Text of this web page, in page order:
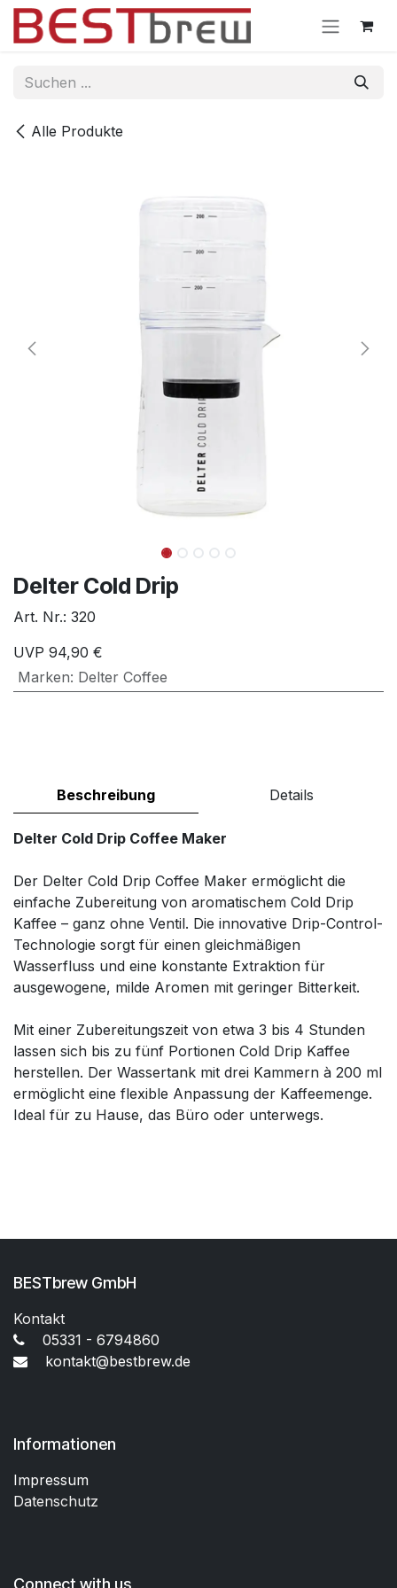
Zum Inhalt springen
Alle Produkte
Delter Cold Drip
Art. Nr.: 320
UVP 94,90 €
Marken: Delter Coffee
Beschreibung Details
Delter Cold Drip Coffee Maker
Der Delter Cold Drip Coffee Maker ermöglicht die
einfache Zubereitung von aromatischem Cold Drip
Kaffee – ganz ohne Ventil. Die innovative Drip-Control-
Technologie sorgt für einen gleichmäßigen
Wasserfluss und eine konstante Extraktion für
ausgewogene, milde Aromen mit geringer Bitterkeit.
Mit einer Zubereitungszeit von etwa 3 bis 4 Stunden
lassen sich bis zu fünf Portionen Cold Drip Kaffee
herstellen. Der Wassertank mit drei Kammern à 200 ml
ermöglicht eine flexible Anpassung der Kaffeemenge.
Ideal für zu Hause, das Büro oder unterwegs.
BESTbrew GmbH
Kontakt
05331 - 6794860
kontakt@bestbrew.de
Informationen
Impressum
Datenschutz
Connect with us